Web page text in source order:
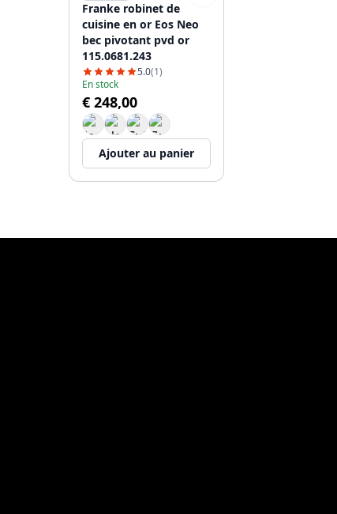
Franke robinet de
cuisine en or Eos Neo
bec pivotant pvd or
115.0681.243
5.0(1)
En stock
€ 248,00
Ajouter au panier